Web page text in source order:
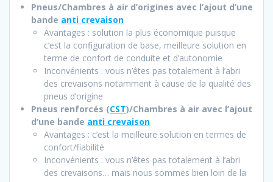
Pneus/Chambres à air d’origines avec l’ajout d’une
bande anti crevaison
Avantages : solution la plus économique puisque
c’est la configuration de base, meilleure solution en
terme de confort de conduite et d’autonomie
Inconvénients : vous n’êtes pas totalement à l’abri
des crevaisons notamment à cause de la qualité des
pneus d’origine
Pneus renforcés (CST)/Chambres à air avec l’ajout
d’une bande anti crevaison
Avantages : c’est la meilleure solution en termes de
confort/fiabilité
Inconvénients : vous n’êtes pas totalement à l’abri
des crevaisons… mais nous sommes bien loin de la